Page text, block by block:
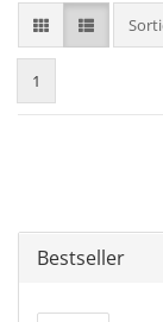
1
Bestseller